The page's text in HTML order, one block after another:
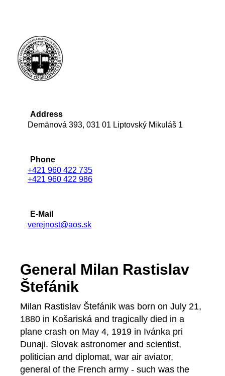
Address
Demänová 393, 031 01 Liptovský Mikuláš 1
Phone
+421 960 422 735
+421 960 422 986
E-Mail
verejnost@aos.sk
General Milan Rastislav
Štefánik
Milan Rastislav Štefánik was born on July 21,
1880 in Košariská and tragically died in a
plane crash on May 4, 1919 in Ivánka pri
Dunaji. Slovak astronomer and scientist,
politician and diplomat, war air aviator,
general of the French army - such was the